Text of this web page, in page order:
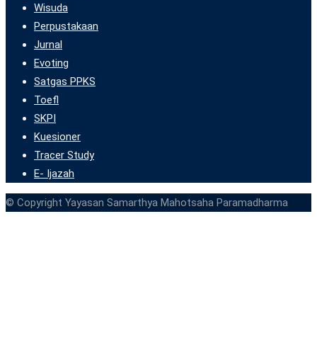
Wisuda
Perpustakaan
Jurnal
Evoting
Satgas PPKS
Toefl
SKPI
Kuesioner
Tracer Study
E- Ijazah
© Copyright Yayasan Samarthya Mahotsaha Paramadharma